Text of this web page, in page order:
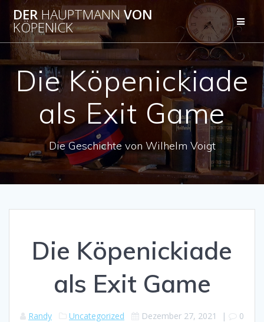
Inhalt
DERHAUPTMANNVON
KÖPENICK
Die Köpenickiade
als Exit Game
Die Geschichte von Wilhelm Voigt
Die Köpenickiade
als Exit Game
Randy Uncategorized Dezember 27, 2021 | 0